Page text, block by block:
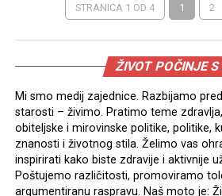
STRANICA 1 OD 4 1 2
ŽIVOT POČINJE
Mi smo medij zajednice. Razbijamo
starosti – živimo. Pratimo teme
obiteljske i mirovinske politike, politike,
znanosti i životnog stila. Želimo vas
inspirirati kako biste zdravije i aktivnije
Poštujemo različitosti, promoviramo
argumentiranu raspravu. Naš moto je: